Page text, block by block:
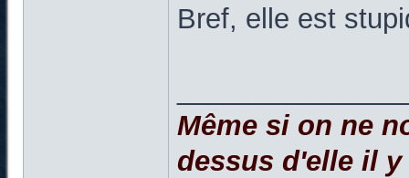
Bref, elle est
Même si on ne
dessus d'elle il